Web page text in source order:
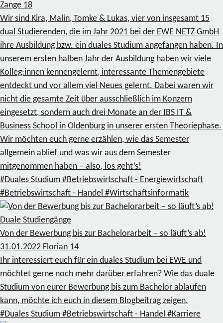
Zange 18
Wir sind Kira, Malin, Tomke & Lukas, vier von insgesamt 15
dual Studierenden, die im Jahr 2021 bei der EWE NETZ GmbH
ihre Ausbildung bzw. ein duales Studium angefangen haben. In
unserem ersten halben Jahr der Ausbildung haben wir viele
Kolleg:innen kennengelernt, interessante Themengebiete
entdeckt und vor allem viel Neues gelernt. Dabei waren wir
nicht die gesamte Zeit über ausschließlich im Konzern
eingesetzt, sondern auch drei Monate an der IBS IT &
Business School in Oldenburg in unserer ersten Theoriephase.
Wir möchten euch gerne erzählen, wie das Semester
allgemein ablief und was wir aus dem Semester
mitgenommen haben – also, los geht’s!
#Duales Studium #Betriebswirtschaft - Energiewirtschaft
#Betriebswirtschaft - Handel #Wirtschaftsinformatik
Duale Studiengänge
Von der Bewerbung bis zur Bachelorarbeit – so läuft’s ab!
31.01.2022 Florian 14
Ihr interessiert euch für ein duales Studium bei EWE und
möchtet gerne noch mehr darüber erfahren? Wie das duale
Studium von eurer Bewerbung bis zum Bachelor ablaufen
kann, möchte ich euch in diesem Blogbeitrag zeigen.
#Duales Studium #Betriebswirtschaft - Handel #Karriere